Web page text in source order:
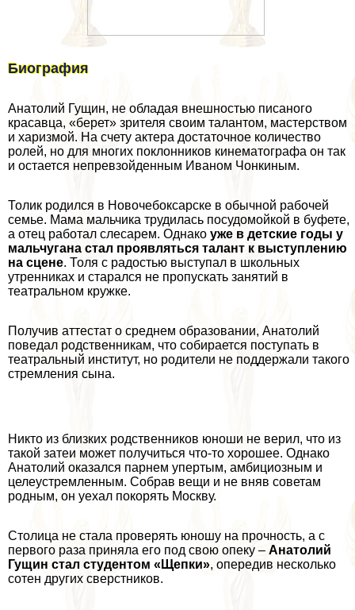
Биография
Анатолий Гущин, не обладая внешностью писаного
красавца, «берет» зрителя своим талантом, мастерством
и харизмой. На счету актера достаточное количество
ролей, но для многих поклонников кинематографа он так
и остается непревзойденным Иваном Чонкиным.
Толик родился в Новочебоксарске в обычной рабочей
семье. Мама мальчика трудилась посудомойкой в буфете,
а отец работал слесарем. Однако уже в детские годы у
мальчугана стал проявляться талант к выступлению
на сцене. Толя с радостью выступал в школьных
утренниках и старался не пропускать занятий в
театральном кружке.
Получив аттестат о среднем образовании, Анатолий
поведал родственникам, что собирается поступать в
театральный институт, но родители не поддержали такого
стремления сына.
Никто из близких родственников юноши не верил, что из
такой затеи может получиться что-то хорошее. Однако
Анатолий оказался парнем упертым, амбициозным и
целеустремленным. Собрав вещи и не вняв советам
родным, он уехал покорять Москву.
Столица не стала проверять юношу на прочность, а с
первого раза приняла его под свою опеку – Анатолий
Гущин стал студентом «Щепки», опередив несколько
сотен других сверстников.